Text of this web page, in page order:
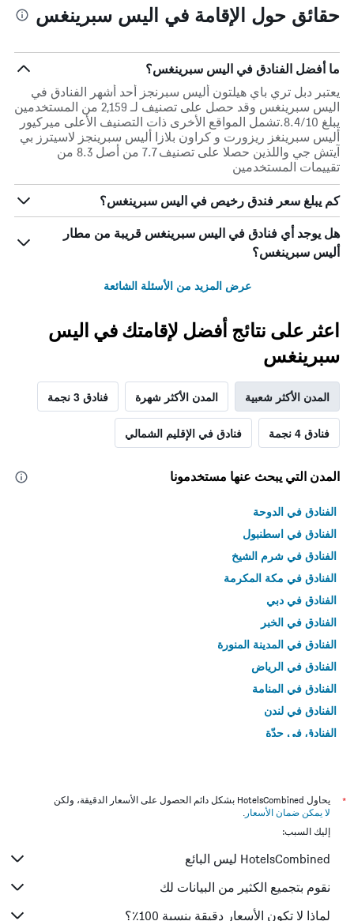
حقائق حول الإقامة في اليس سبرينغس
ما أفضل الفنادق في اليس سبرينغس؟
يعتبر دبل تري باي هيلتون أليس سبرنجز أحد أشهر الفنادق في
اليس سبرينغس وقد حصل على تصنيف لـ 2,159 من المستخدمين
يبلغ 8.4/10.تشمل المواقع الأخرى ذات التصنيف الأعلى ميركيور
أليس سبرينغز ريزورت و كراون بلازا أليس سبرينجز لاسيترز بي
آيتش جي واللذين حصلا على تصنيف 7.7 من أصل 8.3 من
تقييمات المستخدمين
كم يبلغ سعر فندق رخيص في اليس سبرينغس؟
هل يوجد أي فنادق في اليس سبرينغس قريبة من مطار
أليس سبرينغس؟
عرض المزيد من الأسئلة الشائعة
اعثر على نتائج أفضل لإقامتك في اليس
سبرينغس
المدن الأكثر شعبية المدن الأكثر شهرة فنادق 3 نجمة
فنادق 4 نجمة فنادق في الإقليم الشمالي
المدن التي يبحث عنها مستخدمونا
الفنادق في الدوحة
الفنادق في اسطنبول
الفنادق في شرم الشيخ
الفنادق في مكة المكرمة
الفنادق في دبي
الفنادق في الخبر
الفنادق في المدينة المنورة
الفنادق في الرياض
الفنادق في المنامة
الفنادق في لندن
الفنادق في جدّة
*
يحاول HotelsCombined بشكل دائم الحصول على الأسعار الدقيقة، ولكن
لا يمكن ضمان الأسعار .
إليك السبب:
HotelsCombined ليس البائع
نقوم بتجميع الكثير من البيانات لك
لماذا لا تكون الأسعار دقيقة بنسبة 100٪؟